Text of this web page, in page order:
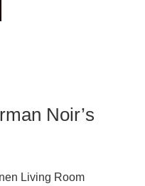
Noir’s
Living Room